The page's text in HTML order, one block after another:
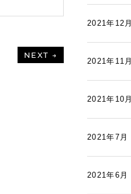
NEXT →
2021年12月
2021年11月
2021年10月
2021年7月
2021年6月